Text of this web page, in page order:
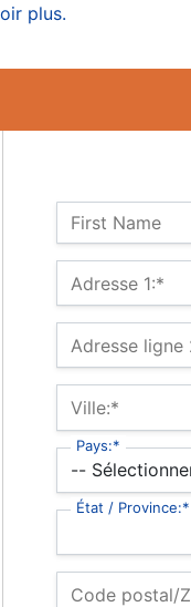
plus.
Nom :
First Name
Billing Address
Adresse 1:*
Adresse ligne
Ville:*
Pays:*
État / Province:*
Code postal/